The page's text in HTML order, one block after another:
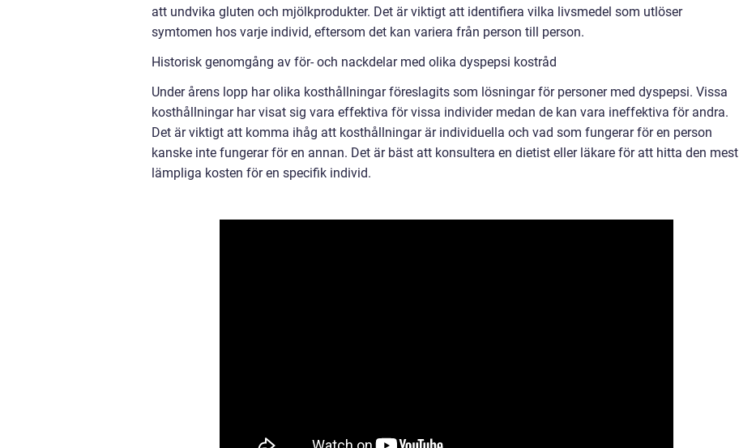
att undvika gluten och mjölkprodukter. Det är viktigt att identifiera vilka livsmedel som utlöser
symtomen hos varje individ, eftersom det kan variera från person till person.
Historisk genomgång av för- och nackdelar med olika dyspepsi kostråd
Under årens lopp har olika kosthållningar föreslagits som lösningar för personer med dyspepsi. Vissa
kosthållningar har visat sig vara effektiva för vissa individer medan de kan vara ineffektiva för andra.
Det är viktigt att komma ihåg att kosthållningar är individuella och vad som fungerar för en person
kanske inte fungerar för en annan. Det är bäst att konsultera en dietist eller läkare för att hitta den mest
lämpliga kosten för en specifik individ.